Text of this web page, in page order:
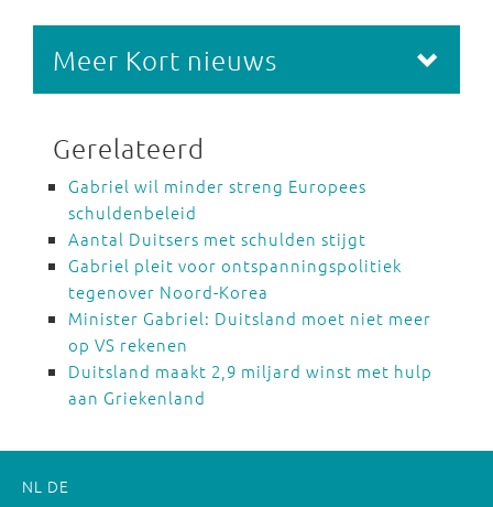
Meer Kort nieuws
Gerelateerd
Gabriel wil minder streng Europees
schuldenbeleid
Aantal Duitsers met schulden stijgt
Gabriel pleit voor ontspanningspolitiek
tegenover Noord-Korea
Minister Gabriel: Duitsland moet niet meer
op VS rekenen
Duitsland maakt 2,9 miljard winst met hulp
aan Griekenland
NL DE